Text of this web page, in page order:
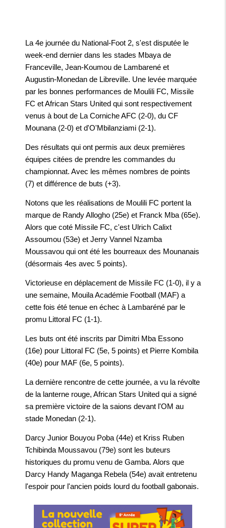
La 4e journée du National-Foot 2, s'est disputée le
week-end dernier dans les stades Mbaya de
Franceville, Jean-Koumou de Lambarené et
Augustin-Monedan de Libreville. Une levée marquée
par les bonnes performances de Moulili FC, Missile
FC et African Stars United qui sont respectivement
venus à bout de La Corniche AFC (2-0), du CF
Mounana (2-0) et d'O'Mbilanziami (2-1).
Des résultats qui ont permis aux deux premières
équipes citées de prendre les commandes du
championnat. Avec les mêmes nombres de points
(7) et différence de buts (+3).
Notons que les réalisations de Moulili FC portent la
marque de Randy Allogho (25e) et Franck Mba (65e).
Alors que coté Missile FC, c'est Ulrich Calixt
Assoumou (53e) et Jerry Vannel Nzamba
Moussavou qui ont été les bourreaux des Mounanais
(désormais 4es avec 5 points).
Victorieuse en déplacement de Missile FC (1-0), il y a
une semaine, Mouila Académie Football (MAF) a
cette fois été tenue en échec à Lambaréné par le
promu Littoral FC (1-1).
Les buts ont été inscrits par Dimitri Mba Essono
(16e) pour Littoral FC (5e, 5 points) et Pierre Kombila
(40e) pour MAF (6e, 5 points).
La dernière rencontre de cette journée, a vu la révolte
de la lanterne rouge, African Stars United qui a signé
sa première victoire de la saions devant l'OM au
stade Monedan (2-1).
Darcy Junior Bouyou Poba (44e) et Kriss Ruben
Tchibinda Moussavou (79e) sont les buteurs
historiques du promu venu de Gamba. Alors que
Darcy Handy Maganga Rebela (54e) avait entretenu
l'espoir pour l'ancien poids lourd du football gabonais.